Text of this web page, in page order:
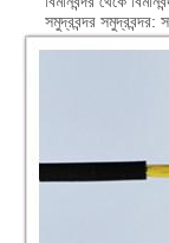
সমুদ্রবন্দর